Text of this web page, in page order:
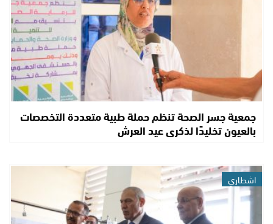
جمعية جسر الصحة تنظم حملة طبية متعددة التخصصات
بالعيون تخليدًا لذكرى عيد العرش
اشطاري